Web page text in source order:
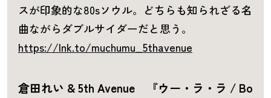
スが印象的な80sソウル。どちらも知られざる名
曲ながらダブルサイダーだと思う。
https://lnk.to/muchumu_5thavenue
倉田れい & 5th Avenue 『ウー・ラ・ラ / Bo